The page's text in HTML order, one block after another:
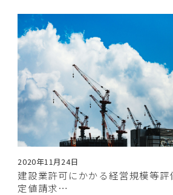
2020年11月24日
建設業許可にかかる経営規模等
定値請求…